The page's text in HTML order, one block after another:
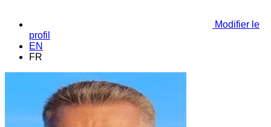
Modifier le
profil
EN
FR